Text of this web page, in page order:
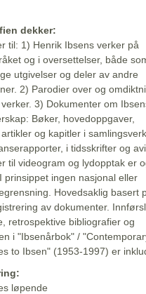
dekker:
til: 1) Henrik Ibsens verker på
og i oversettelser, både
utgivelser og deler av andre
2) Parodier over og
3) Dokumenter om
Bøker, hovedoppgaver,
og kapitler i
i tidsskrifter og
til videogram og lydopptak er
prinsippet ingen nasjonal eller
Hovedsaklig basert
av dokumenter.
retrospektive bibliografier og
i "Ibsenårbok" /
to Ibsen" (1953-1997) er
løpende